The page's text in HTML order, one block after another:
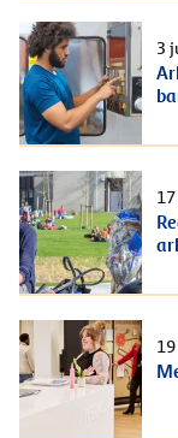
3